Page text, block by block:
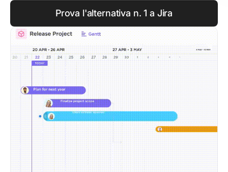
Prova l'alternativa n. 1 a Jira